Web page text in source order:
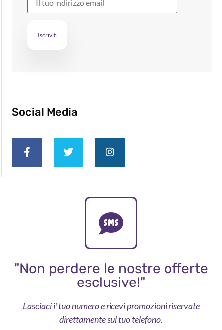
Social Media
"Non perdere le nostre offerte
esclusive!"
Lasciaci il tuo numero e ricevi promozioni riservate
direttamente sul tuo telefono.